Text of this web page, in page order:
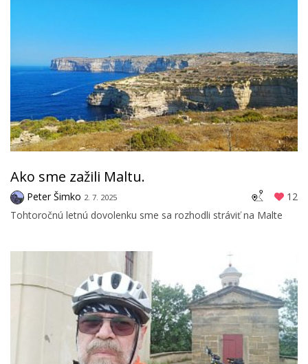
Ako sme zažili Maltu.
Peter Šimko 2. 7. 2025
12
Tohtoročnú letnú dovolenku sme sa rozhodli stráviť na Malte